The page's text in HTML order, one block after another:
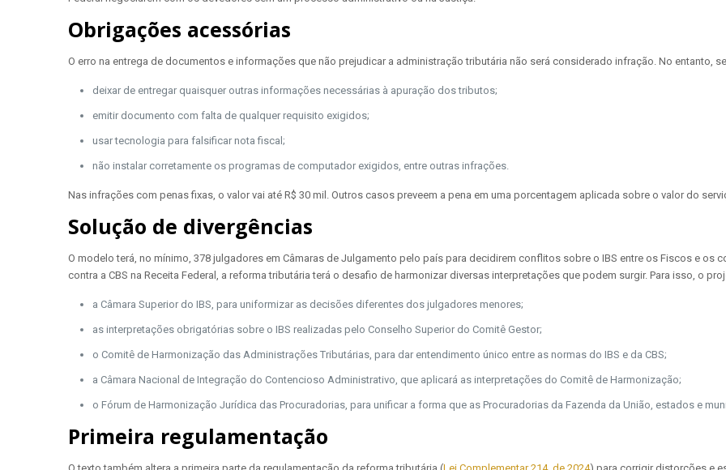
Obrigações acessórias
O erro na entrega de documentos e informações que não prejudicar a administração tributária não será considerado infração. No entanto,
deixar de entregar quaisquer outras informações necessárias à apuração dos tributos;
emitir documento com falta de qualquer requisito exigidos;
usar tecnologia para falsificar nota fiscal;
não instalar corretamente os programas de computador exigidos, entre outras infrações.
Nas infrações com penas fixas, o valor vai até R$ 30 mil. Outros casos preveem a pena em uma porcentagem aplicada sobre o valor do
Solução de divergências
O modelo terá, no mínimo, 378 julgadores em Câmaras de Julgamento pelo país para decidirem conflitos sobre o IBS entre os Fiscos e
contra a CBS na Receita Federal, a reforma tributária terá o desafio de harmonizar diversas interpretações que podem surgir. Para isso, o
a Câmara Superior do IBS, para uniformizar as decisões diferentes dos julgadores menores;
as interpretações obrigatórias sobre o IBS realizadas pelo Conselho Superior do Comitê Gestor;
o Comitê de Harmonização das Administrações Tributárias, para dar entendimento único entre as normas do IBS e da CBS;
a Câmara Nacional de Integração do Contencioso Administrativo, que aplicará as interpretações do Comitê de Harmonização;
o Fórum de Harmonização Jurídica das Procuradorias, para unificar a forma que as Procuradorias da Fazenda da União, estados e
Primeira regulamentação